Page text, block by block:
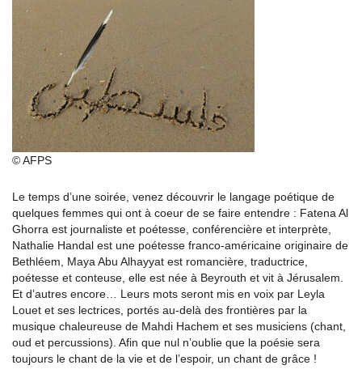
© AFPS
Le temps d’une soirée, venez découvrir le langage poétique de
quelques femmes qui ont à coeur de se faire entendre : Fatena Al
Ghorra est journaliste et poétesse, conférencière et interprète,
Nathalie Handal est une poétesse franco-américaine originaire de
Bethléem, Maya Abu Alhayyat est romancière, traductrice,
poétesse et conteuse, elle est née à Beyrouth et vit à Jérusalem.
Et d’autres encore… Leurs mots seront mis en voix par Leyla
Louet et ses lectrices, portés au-delà des frontières par la
musique chaleureuse de Mahdi Hachem et ses musiciens (chant,
oud et percussions). Afin que nul n’oublie que la poésie sera
toujours le chant de la vie et de l’espoir, un chant de grâce !